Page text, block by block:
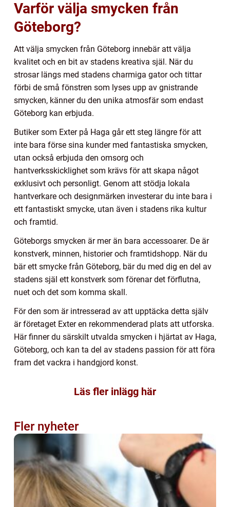
Varför välja smycken från
Göteborg?
Att välja smycken från Göteborg innebär att välja
kvalitet och en bit av stadens kreativa själ. När du
strosar längs med stadens charmiga gator och tittar
förbi de små fönstren som lyses upp av gnistrande
smycken, känner du den unika atmosfär som endast
Göteborg kan erbjuda.
Butiker som Exter på Haga går ett steg längre för att
inte bara förse sina kunder med fantastiska smycken,
utan också erbjuda den omsorg och
hantverksskicklighet som krävs för att skapa något
exklusivt och personligt. Genom att stödja lokala
hantverkare och designmärken investerar du inte bara i
ett fantastiskt smycke, utan även i stadens rika kultur
och framtid.
Göteborgs smycken är mer än bara accessoarer. De är
konstverk, minnen, historier och framtidshopp. När du
bär ett smycke från Göteborg, bär du med dig en del av
stadens själ ett konstverk som förenar det förflutna,
nuet och det som komma skall.
För den som är intresserad av att upptäcka detta själv
är företaget Exter en rekommenderad plats att utforska.
Här finner du särskilt utvalda smycken i hjärtat av Haga,
Göteborg, och kan ta del av stadens passion för att föra
fram det vackra i handgjord konst.
Läs fler inlägg här
Fler nyheter